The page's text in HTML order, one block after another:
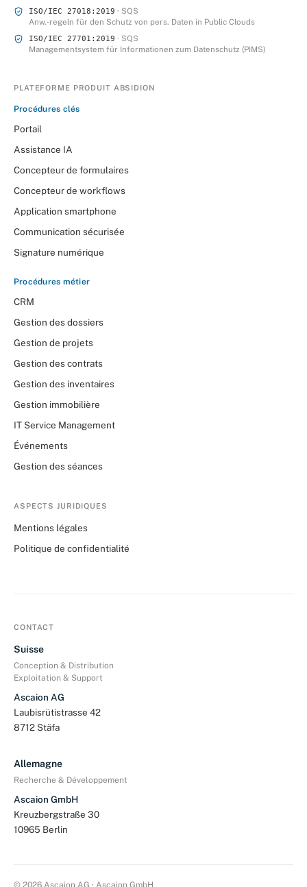
ISO/IEC 27018:2019 · SQS
Anw.‑regeln für den Schutz von pers. Daten in Public Clouds
ISO/IEC 27701:2019 · SQS
Managementsystem für Informationen zum Datenschutz (PIMS)
PLATEFORME PRODUIT ABSIDION
Procédures clés
Portail
Assistance IA
Concepteur de formulaires
Concepteur de workflows
Application smartphone
Communication sécurisée
Signature numérique
Procédures métier
CRM
Gestion des dossiers
Gestion de projets
Gestion des contrats
Gestion des inventaires
Gestion immobilière
IT Service Management
Événements
Gestion des séances
ASPECTS JURIDIQUES
Mentions légales
Politique de confidentialité
CONTACT
Suisse
Conception & Distribution
Exploitation & Support
Ascaion AG
Laubisrütistrasse 42
8712 Stäfa
Allemagne
Recherche & Développement
Ascaion GmbH
Kreuzbergstraße 30
10965 Berlin
© 2026 Ascaion AG · Ascaion GmbH